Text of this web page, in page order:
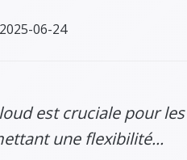
06-24
est cruciale pour
une flexibilité...